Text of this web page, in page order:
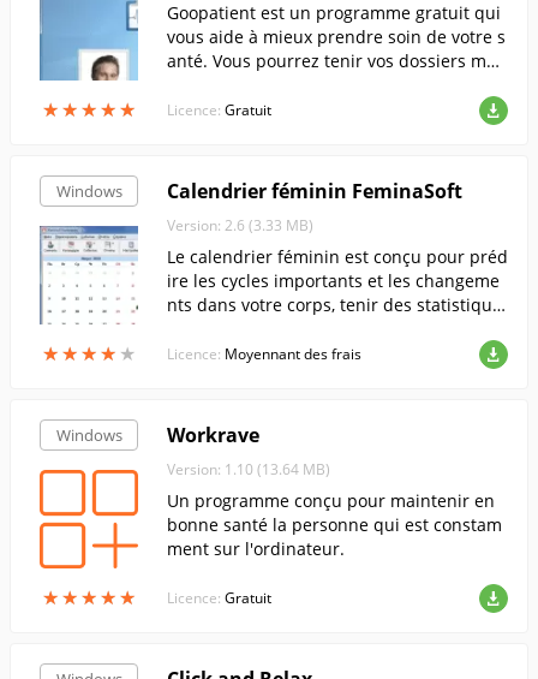
★★★★★
★★★★★
Goopatient est un programme gratuit qui
vous aide à mieux prendre soin de votre s
anté. Vous pourrez tenir vos dossiers méd
r.
Licence: Gratuit
Windows
★★★★ ★
★★★★ ★
Calendrier féminin FeminaSoft
Version: 2.6 (3.33 MB)
Le calendrier féminin est conçu pour préd
ire les cycles importants et les changeme
nts dans votre corps, tenir des statistique
Licence: Moyennant des frais
Windows
★★★★★
★★★★★
Workrave
Version: 1.10 (13.64 MB)
Un programme conçu pour maintenir en
bonne santé la personne qui est constam
ment sur l'ordinateur.
Licence: Gratuit